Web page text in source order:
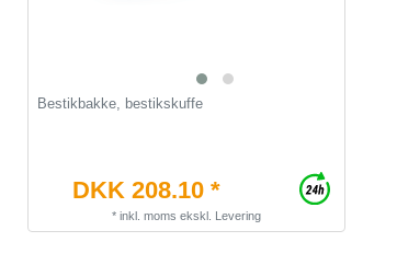
Bestikbakke, bestikskuffe
DKK 208.10 *
* inkl. moms ekskl. Levering